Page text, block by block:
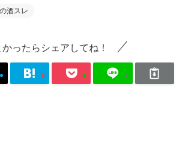
酒スレ
かったらシェアしてね！